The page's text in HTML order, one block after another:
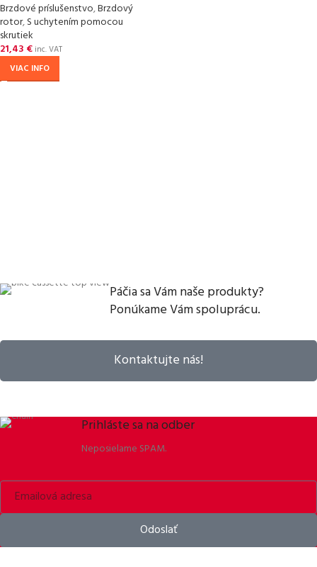
Brzdové príslušenstvo,Brzdový
rotor,S uchytením pomocou
skrutiek
21,43 € inc. VAT
VIAC INFO
Páčia sa Vám naše produkty?
Ponúkame Vám spoluprácu.
Kontaktujte nás!
Prihláste sa na odber
Neposielame SPAM.
Odoslať